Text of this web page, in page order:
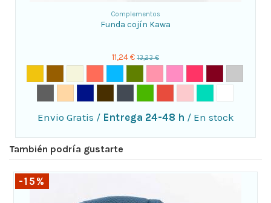
Complementos
Funda cojín Kawa
11,24 € 13,23 €
Envio Gratis / Entrega 24-48 h / En stock
También podría gustarte
-15%